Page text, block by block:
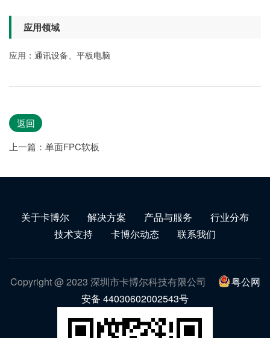
应用领域
应用：通讯设备、平板电脑
返回
上一篇：单面FPC软板
关于卡博尔 解决方案 产品与服务
行业分布
技术支持
卡博尔动态 联系我们
Copyright @ 2023 深圳市卡博尔科技有限公司
粤公网
安备 44030602002543号